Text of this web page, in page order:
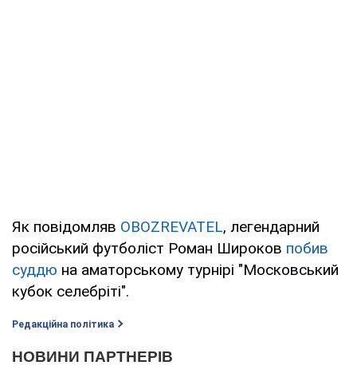
Як повідомляв OBOZREVATEL, легендарний
російський футболіст Роман Широков побив
суддю на аматорському турнірі "Московський
кубок селебріті".
Редакційна політика